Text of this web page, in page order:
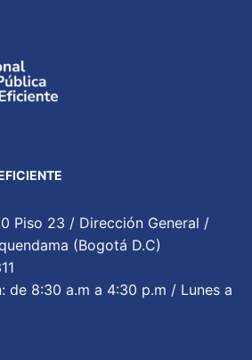
Piso 23 / Dirección General /
(Bogotá D.C)
de 8:30 a.m a 4:30 p.m / Lunes a